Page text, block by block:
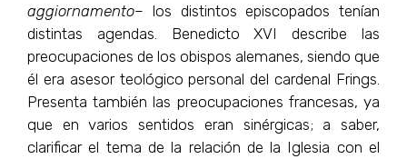
aggiornamento– los distintos episcopados tenían
distintas agendas. Benedicto XVI describe las
preocupaciones de los obispos alemanes, siendo que
él era asesor teológico personal del cardenal Frings.
Presenta también las preocupaciones francesas, ya
que en varios sentidos eran sinérgicas; a saber,
clarificar el tema de la relación de la Iglesia con el